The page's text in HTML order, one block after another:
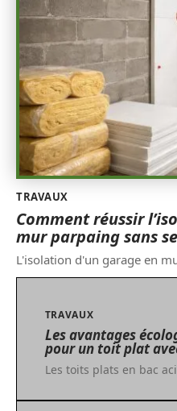
TRAVAUX
Comment réussir
mur parpaing sans
L'isolation d'un garage en
TRAVAUX
Les avantages
pour un toit plat
Les toits plats en bac